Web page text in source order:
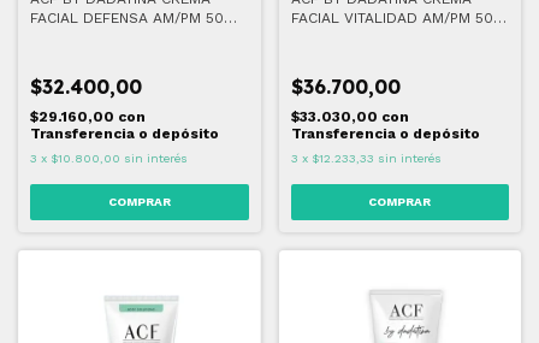
FACIAL DEFENSA AM/PM 50
$32.400,00
$29.160,00 con
Transferencia o depósito
3 x $10.800,00 sin interés
FACIAL VITALIDAD AM/PM 50
$36.700,00
$33.030,00 con
Transferencia o depósito
3 x $12.233,33 sin interés